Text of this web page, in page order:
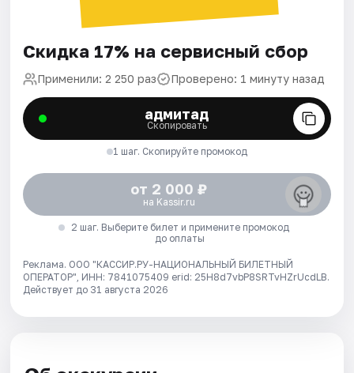
Скидка 17% на сервисный сбор
Применили: 2 250 раз Проверено: 1 минуту назад
адмитад
Скопировать
1 шаг. Скопируйте промокод
от 2 000 ₽
на Kassir.ru
2 шаг. Выберите билет и примените промокод
до оплаты
Реклама. ООО "КАССИР.РУ-НАЦИОНАЛЬНЫЙ БИЛЕТНЫЙ
ОПЕРАТОР", ИНН: 7841075409 erid: 25H8d7vbP8SRTvHZrUcdLB.
Действует до 31 августа 2026